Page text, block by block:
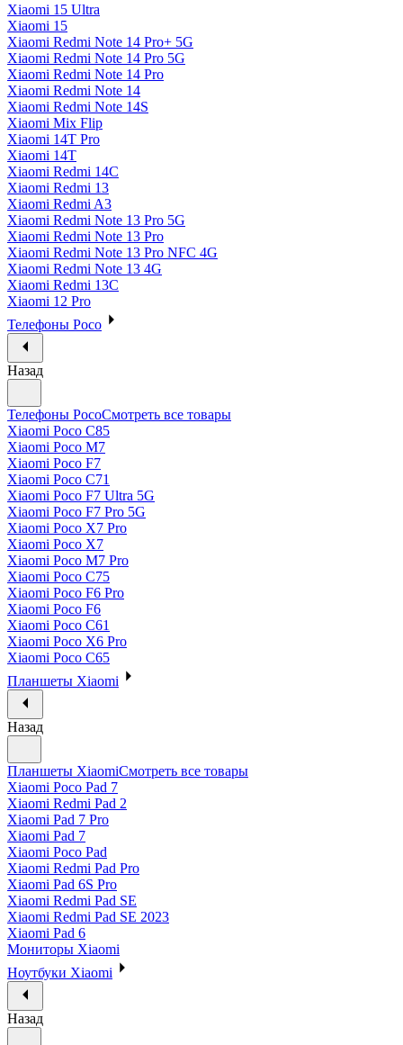
Xiaomi 15 Ultra
Xiaomi 15
Xiaomi Redmi Note 14 Pro+ 5G
Xiaomi Redmi Note 14 Pro 5G
Xiaomi Redmi Note 14 Pro
Xiaomi Redmi Note 14
Xiaomi Redmi Note 14S
Xiaomi Mix Flip
Xiaomi 14T Pro
Xiaomi 14T
Xiaomi Redmi 14C
Xiaomi Redmi 13
Xiaomi Redmi A3
Xiaomi Redmi Note 13 Pro 5G
Xiaomi Redmi Note 13 Pro
Xiaomi Redmi Note 13 Pro NFC 4G
Xiaomi Redmi Note 13 4G
Xiaomi Redmi 13C
Xiaomi 12 Pro
Телефоны Poco
Назад
Телефоны PocoСмотреть все товары
Xiaomi Poco C85
Xiaomi Poco M7
Xiaomi Poco F7
Xiaomi Poco C71
Xiaomi Poco F7 Ultra 5G
Xiaomi Poco F7 Pro 5G
Xiaomi Poco X7 Pro
Xiaomi Poco X7
Xiaomi Poco M7 Pro
Xiaomi Poco C75
Xiaomi Poco F6 Pro
Xiaomi Poco F6
Xiaomi Poco C61
Xiaomi Poco X6 Pro
Xiaomi Poco C65
Планшеты Xiaomi
Назад
Планшеты XiaomiСмотреть все товары
Xiaomi Poco Pad 7
Xiaomi Redmi Pad 2
Xiaomi Pad 7 Pro
Xiaomi Pad 7
Xiaomi Poco Pad
Xiaomi Redmi Pad Pro
Xiaomi Pad 6S Pro
Xiaomi Redmi Pad SE
Xiaomi Redmi Pad SE 2023
Xiaomi Pad 6
Мониторы Xiaomi
Ноутбуки Xiaomi
Назад